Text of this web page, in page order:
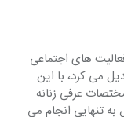
های اجتماعی
می کرد، با این
عرفی زنانه
تنهایی انجام می